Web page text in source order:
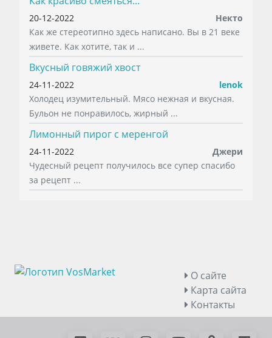
20-12-2022
Некто
Как же стереотипно здесь написано. Вы в 21 веке
живете. Как хотите, так и ...
Вкусный говяжий хвост
24-11-2022
lenok
Холодец изумительный. Мясо нежная и вкусная.
Бульон не понравилось, жирный ...
Лимонный пирог с меренгой
24-11-2022
Джери
Чудесный рецепт получилось все супер спасибо
за рецепт ...
О сайте
Карта сайта
Контакты